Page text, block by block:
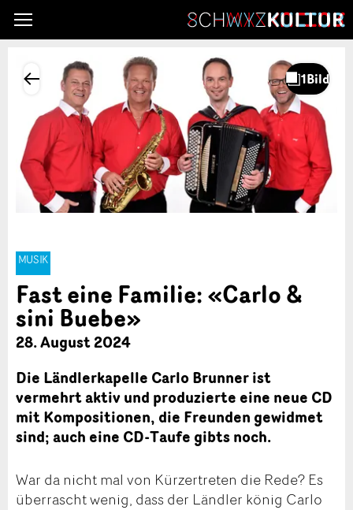
MUSIK
Fast eine Familie: «Carlo &
sini Buebe»
28. August 2024
Die Ländlerkapelle Carlo Brunner ist
vermehrt aktiv und produzierte eine neue CD
mit Kompositionen, die Freunden gewidmet
sind; auch eine CD-Taufe gibts noch.
War da nicht mal von Kürzertreten die Rede? Es
überrascht wenig, dass der Ländler könig Carlo